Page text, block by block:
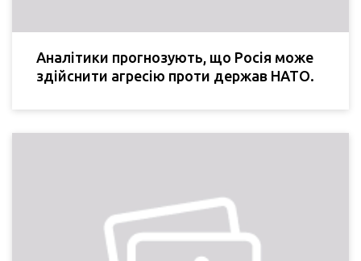
Аналітики прогнозують, що Росія може
здійснити агресію проти держав НАТО.